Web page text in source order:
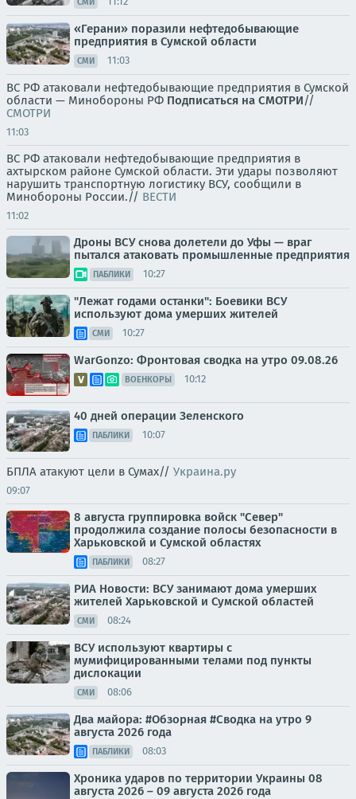
«Герани» поразили нефтедобывающие
предприятия в Сумской области
СМИ 11:03
ВС РФ атаковали нефтедобывающие предприятия в Сумской
области — Минобороны РФ Подписаться на СМОТРИ//
СМОТРИ
11:03
ВС РФ атаковали нефтедобывающие предприятия в
ахтырском районе Сумской области. Эти удары позволяют
нарушить транспортную логистику ВСУ, сообщили в
Минобороны России.// ВЕСТИ
11:02
Дроны ВСУ снова долетели до Уфы — враг
пытался атаковать промышленные предприятия
ПАБЛИКИ 10:27
"Лежат годами останки": Боевики ВСУ
используют дома умерших жителей
СМИ 10:27
WarGonzo: Фронтовая сводка на утро 09.08.26
ВОЕНКОРЫ 10:12
40 дней операции Зеленского
ПАБЛИКИ 10:07
БПЛА атакуют цели в Сумах// Украина.ру
09:07
8 августа группировка войск "Север"
продолжила создание полосы безопасности в
Харьковской и Сумской областях
ПАБЛИКИ 08:27
РИА Новости: ВСУ занимают дома умерших
жителей Харьковской и Сумской областей
СМИ 08:24
ВСУ используют квартиры с
мумифицированными телами под пункты
дислокации
СМИ 08:06
Два майора: #Обзорная #Сводка на утро 9
августа 2026 года
ПАБЛИКИ 08:03
Хроника ударов по территории Украины 08
августа 2026 – 09 августа 2026 года